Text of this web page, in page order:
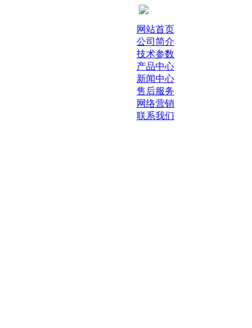
网站首页
公司简介
技术参数
产品中心
新闻中心
售后服务
网络营销
联系我们